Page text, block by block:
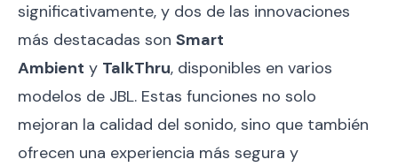
significativamente, y dos de las innovaciones
más destacadas son Smart
Ambient y TalkThru, disponibles en varios
modelos de JBL. Estas funciones no solo
mejoran la calidad del sonido, sino que también
ofrecen una experiencia más segura y